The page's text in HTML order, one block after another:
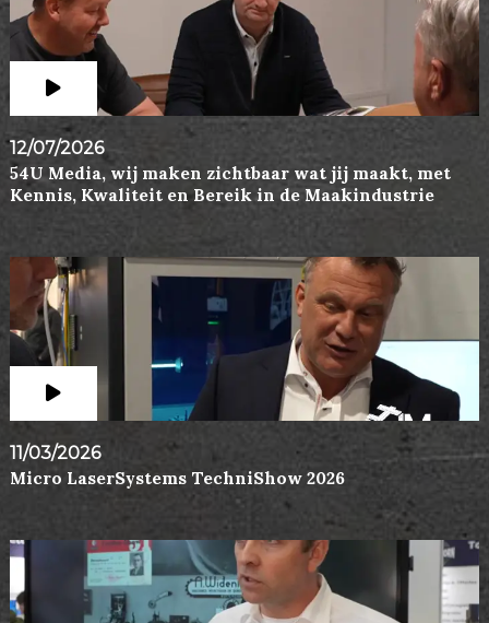
12/07/2026
54U Media, wij maken zichtbaar wat jij maakt, met
Kennis, Kwaliteit en Bereik in de Maakindustrie
11/03/2026
Micro LaserSystems TechniShow 2026